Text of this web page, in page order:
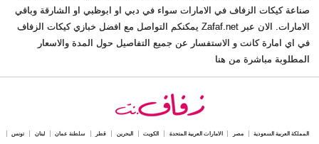
صناعة كيكات الزفاف في الامارات سواء في دبي او ابوظبي او الشارقة وباقي
الامارات. الان عبر Zafaf.net يمكنكم التواصل مع افضل خبازي كيكات الزفاف
في اي امارة كانت و الاستفسار عن جميع التفاصيل حول المدة والاسعار
المطلوبة مباشرة من هنا
المملكة العربية السعودية مصر الامارات العربية المتحدة الكويت البحرين قطر سلطنة عمان لبنان تونس